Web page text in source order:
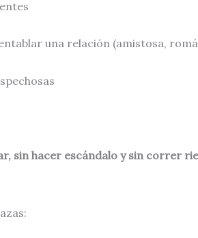
una relación (amistosa,
sin hacer escándalo y sin correr